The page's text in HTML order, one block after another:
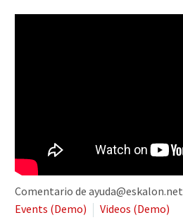
Comentario de ayuda@eskalon.net
Events (Demo)
Videos (Demo)